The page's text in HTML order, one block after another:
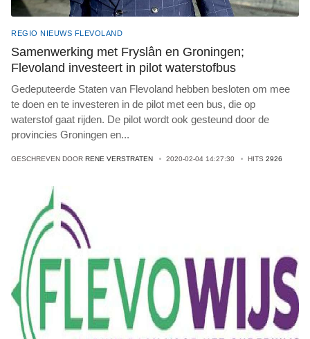
REGIO NIEUWS FLEVOLAND
Samenwerking met Fryslân en Groningen;
Flevoland investeert in pilot waterstofbus
Gedeputeerde Staten van Flevoland hebben besloten om mee
te doen en te investeren in de pilot met een bus, die op
waterstof gaat rijden. De pilot wordt ook gesteund door de
provincies Groningen en...
GESCHREVEN DOOR RENE VERSTRATEN 2020-02-04 14:27:30 HITS 2926